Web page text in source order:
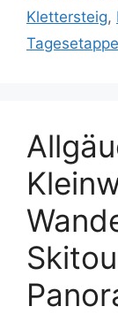
Klettersteig,